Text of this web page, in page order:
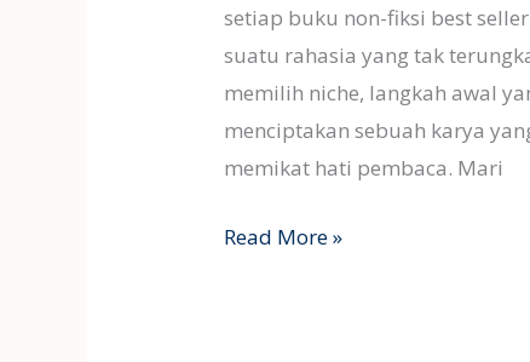
setiap buku non-fiksi best
suatu rahasia yang tak
memilih niche, langkah awal
menciptakan sebuah karya
memikat hati pembaca. Mari
Fiksi
Best
Seller
Read More »